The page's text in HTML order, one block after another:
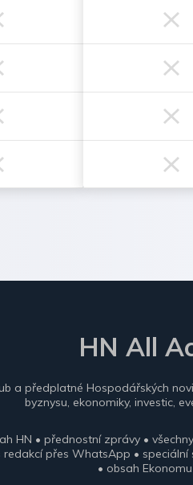
HN All
a předplatné Hospodářských
byznysu, ekonomiky, investic,
HN • přednostní zprávy •
přes WhatsApp • speciální
• obsah